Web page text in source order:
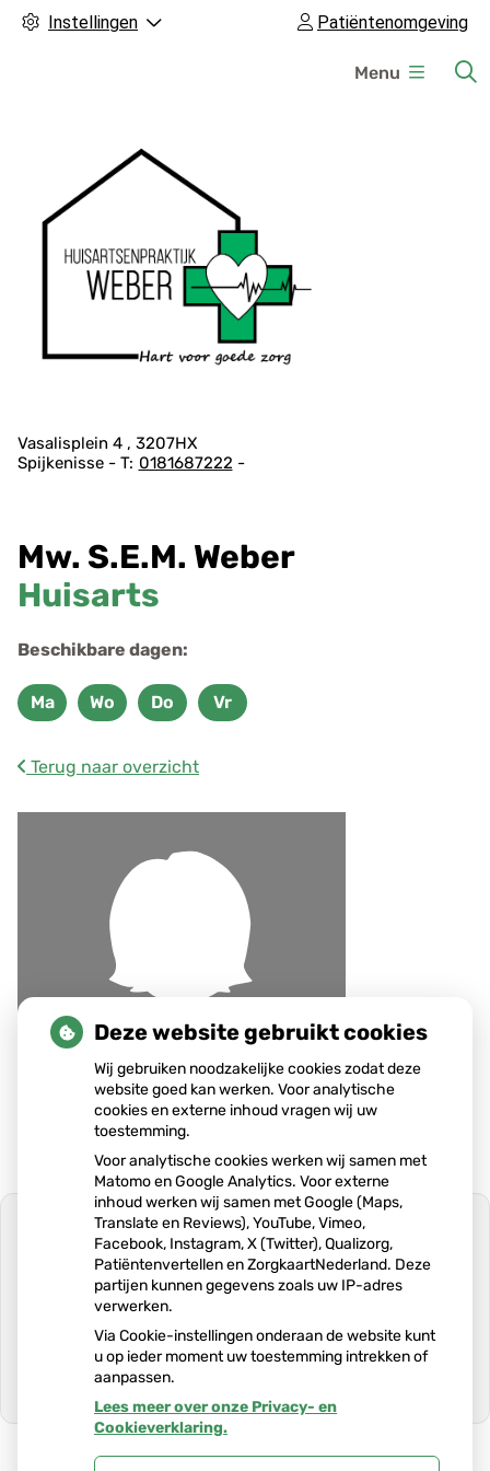
Instellingen Patiëntenomgeving
Menu
A
d
s
g
e
g
e
v
e
s
Vasalisplein 4
3207HX
Spijkenisse
0181687222
Mw. S.E.M. Weber
Huisarts
Beschikbare dagen:
Maandag
Ma Woensdag
Wo Donderdag
Do Vrijdag
Vr
Terug naar overzicht
U heeft geen toestemming gegeven
voorexterne inhoud
te zien.
Cookie-instellingen wijzigen
het
Deze website gebruikt cookies
Wij gebruiken noodzakelijke cookies zodat deze
website goed kan werken. Voor analytische
cookies en externe inhoud vragen wij uw
toestemming.
Voor analytische cookies werken wij samen met
Matomo en Google Analytics. Voor externe
inhoud werken wij samen met Google (Maps,
Translate en Reviews), YouTube, Vimeo,
Facebook, Instagram, X (Twitter), Qualizorg,
Patiëntenvertellen en ZorgkaartNederland. Deze
partijen kunnen gegevens zoals uw IP-adres
verwerken.
Via Cookie-instellingen onderaan de website kunt
u op ieder moment uw toestemming intrekken of
aanpassen.
Lees meer over onze Privacy- en
Cookieverklaring.